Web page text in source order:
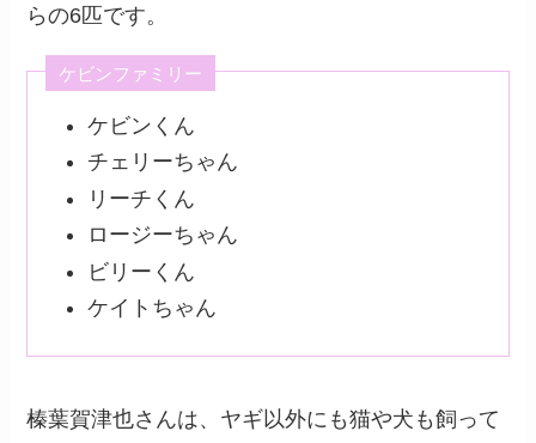
らの6匹です。
ケビンファミリー
ケビンくん
チェリーちゃん
リーチくん
ロージーちゃん
ビリーくん
ケイトちゃん
榛葉賀津也さんは、ヤギ以外にも猫や犬も飼って